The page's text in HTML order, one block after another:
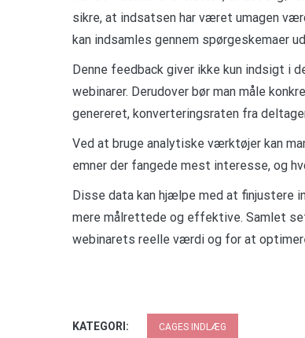
sikre, at indsatsen har været umagen
kan indsamles gennem spørgeskemaer
Denne feedback giver ikke kun indsigt i
webinarer. Derudover bør man måle
genereret, konverteringsraten fra
Ved at bruge analytiske værktøjer kan
emner der fangede mest interesse, og
Disse data kan hjælpe med at finjustere
mere målrettede og effektive. Samlet
webinarets reelle værdi og for at
KATEGORI: CAGES INDLÆG